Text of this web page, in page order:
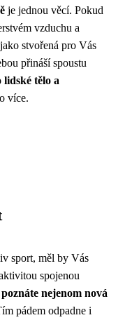
je jednou věcí. Pokud
vzduchu a
stvořená pro Vás
přináší spoustu
lidské tělo a
více.
sport, měl by Vás
spojenou
poznáte nejenom nová
pádem odpadne i